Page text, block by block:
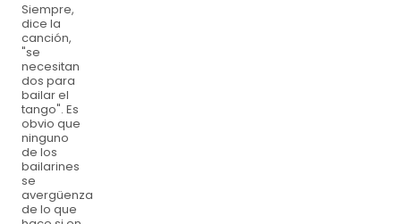
Siempre,
dice la
canción,
"se
necesitan
dos para
bailar el
tango". Es
obvio que
ninguno
de los
bailarines
se
avergüenza
de lo que